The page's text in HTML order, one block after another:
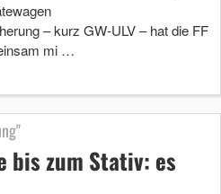
– kurz GW-ULV – hat die FF
mi …
bis zum Stativ: es